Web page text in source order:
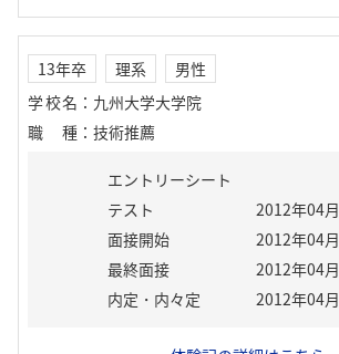
13年卒 理系
男性
学校名 ： 九州大学大学院
職種 ： 技術推薦
エントリーシート
テスト
2012年04月
面接開始
2012年04月
最終面接
2012年04月
内定・内々定
2012年04月